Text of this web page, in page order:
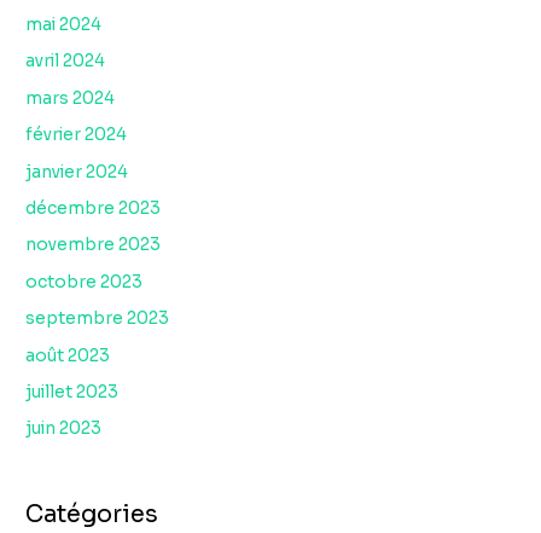
mai 2024
avril 2024
mars 2024
février 2024
janvier 2024
décembre 2023
novembre 2023
octobre 2023
septembre 2023
août 2023
juillet 2023
juin 2023
Catégories